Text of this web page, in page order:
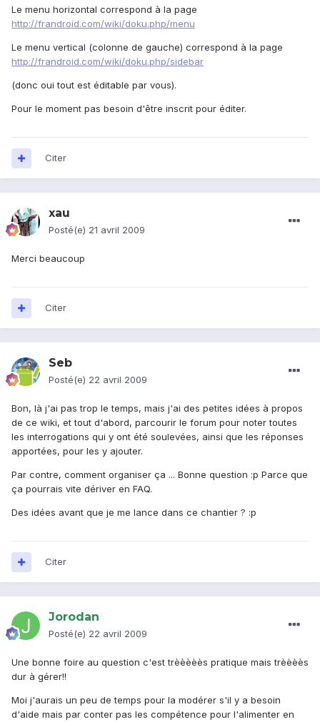
Le menu horizontal correspond à la page
http://frandroid.com/wiki/doku.php/menu
Le menu vertical (colonne de gauche) correspond à la page
http://frandroid.com/wiki/doku.php/sidebar
(donc oui tout est éditable par vous).
Pour le moment pas besoin d'être inscrit pour éditer.
Citer
xau
Posté(e) 21 avril 2009
Merci beaucoup
Citer
Seb
Posté(e) 22 avril 2009
Bon, là j'ai pas trop le temps, mais j'ai des petites idées à propos
de ce wiki, et tout d'abord, parcourir le forum pour noter toutes
les interrogations qui y ont été soulevées, ainsi que les réponses
apportées, pour les y ajouter.
Par contre, comment organiser ça ... Bonne question :p Parce que
ça pourrais vite dériver en FAQ.
Des idées avant que je me lance dans ce chantier ? :p
Citer
Jorodan
Posté(e) 22 avril 2009
Une bonne foire au question c'est trèèèèès pratique mais trèèèès
dur à gérer!!
Moi j'aurais un peu de temps pour la modérer s'il y a besoin
d'aide mais par conter pas les compétence pour l'alimenter en